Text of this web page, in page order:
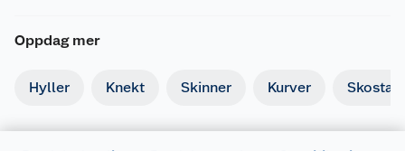
Oppdag mer
Hyller Knekt Skinner Kurver